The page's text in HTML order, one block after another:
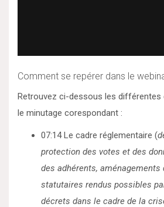
Comment se repérer dans le
Retrouvez ci-dessous les
le minutage corespondant :
07:14 Le cadre réglementaire (
protection des votes et des
des adhérents, aménagements
statutaires rendus possibles
décrets dans le cadre de la